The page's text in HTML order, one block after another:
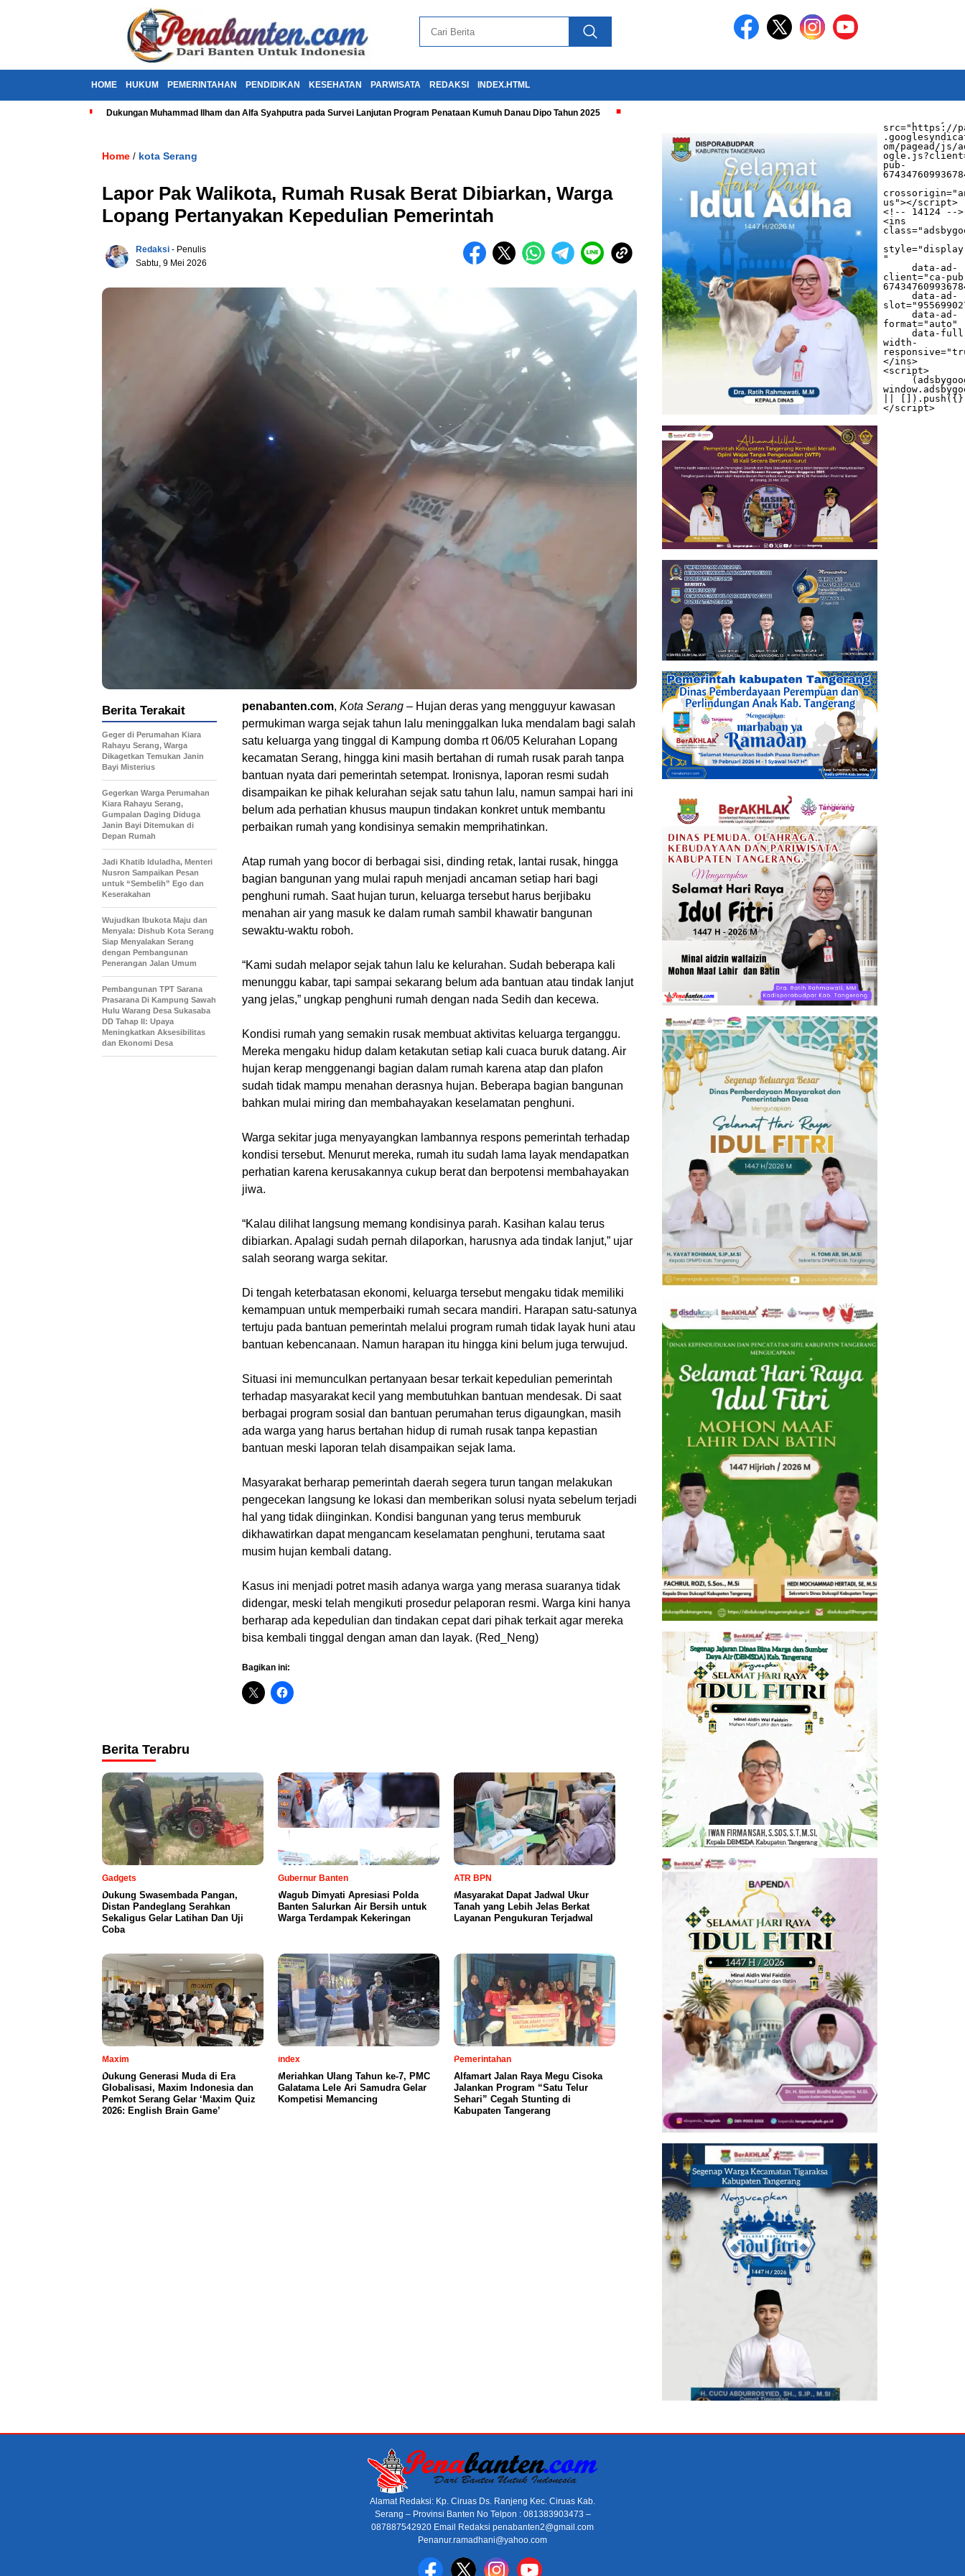
HOME HUKUM PEMERINTAHAN PENDIDIKAN KESEHATAN PARWISATA REDAKSI INDEX.HTML
Dukungan Muhammad Ilham dan Alfa Syahputra pada Survei Lanjutan Program Penataan Kumuh Danau Dipo Tahun 2025
src="https://
om/pagead/js/
pub-
us"></script>
<!-- 14124 -->
<ins
"
     data-ad-
client="ca-
     data-ad-
     data-ad-
format="auto"
     data-full-
width-
</ins>
<script>
||
</script>
Home / kota Serang
Lapor Pak Walikota, Rumah Rusak Berat Dibiarkan, Warga
Lopang Pertanyakan Kepedulian Pemerintah
Redaksi - Penulis
Sabtu, 9 Mei 2026
penabanten.com, Kota Serang – Hujan deras yang mengguyur kawasan
permukiman warga sejak tahun lalu meninggalkan luka mendalam bagi salah
satu keluarga yang tinggal di Kampung domba rt 06/05 Kelurahan Lopang
kecamatan Serang, hingga kini masih bertahan di rumah rusak parah tanpa
bantuan nyata dari pemerintah setempat. Ironisnya, laporan resmi sudah
disampaikan ke pihak kelurahan sejak satu tahun lalu, namun sampai hari ini
belum ada perhatian khusus maupun tindakan konkret untuk membantu
perbaikan rumah yang kondisinya semakin memprihatinkan.
Atap rumah yang bocor di berbagai sisi, dinding retak, lantai rusak, hingga
bagian bangunan yang mulai rapuh menjadi ancaman setiap hari bagi
penghuni rumah. Saat hujan turun, keluarga tersebut harus berjibaku
menahan air yang masuk ke dalam rumah sambil khawatir bangunan
sewaktu-waktu roboh.
“Kami sudah melapor sejak tahun lalu ke kelurahan. Sudah beberapa kali
menunggu kabar, tapi sampai sekarang belum ada bantuan atau tindak lanjut
yang jelas,” ungkap penghuni rumah dengan nada Sedih dan kecewa.
Kondisi rumah yang semakin rusak membuat aktivitas keluarga terganggu.
Mereka mengaku hidup dalam ketakutan setiap kali cuaca buruk datang. Air
hujan kerap menggenangi bagian dalam rumah karena atap dan plafon
sudah tidak mampu menahan derasnya hujan. Beberapa bagian bangunan
bahkan mulai miring dan membahayakan keselamatan penghuni.
Warga sekitar juga menyayangkan lambannya respons pemerintah terhadap
kondisi tersebut. Menurut mereka, rumah itu sudah lama layak mendapatkan
perhatian karena kerusakannya cukup berat dan berpotensi membahayakan
jiwa.
“Kalau dilihat langsung memang kondisinya parah. Kasihan kalau terus
dibiarkan. Apalagi sudah pernah dilaporkan, harusnya ada tindak lanjut,” ujar
salah seorang warga sekitar.
Di tengah keterbatasan ekonomi, keluarga tersebut mengaku tidak memiliki
kemampuan untuk memperbaiki rumah secara mandiri. Harapan satu-satunya
tertuju pada bantuan pemerintah melalui program rumah tidak layak huni atau
bantuan kebencanaan. Namun harapan itu hingga kini belum juga terwujud.
Situasi ini memunculkan pertanyaan besar terkait kepedulian pemerintah
terhadap masyarakat kecil yang membutuhkan bantuan mendesak. Di saat
berbagai program sosial dan bantuan perumahan terus digaungkan, masih
ada warga yang harus bertahan hidup di rumah rusak tanpa kepastian
bantuan meski laporan telah disampaikan sejak lama.
Masyarakat berharap pemerintah daerah segera turun tangan melakukan
pengecekan langsung ke lokasi dan memberikan solusi nyata sebelum terjadi
hal yang tidak diinginkan. Kondisi bangunan yang terus memburuk
dikhawatirkan dapat mengancam keselamatan penghuni, terutama saat
musim hujan kembali datang.
Kasus ini menjadi potret masih adanya warga yang merasa suaranya tidak
didengar, meski telah mengikuti prosedur pelaporan resmi. Warga kini hanya
berharap ada kepedulian dan tindakan cepat dari pihak terkait agar mereka
bisa kembali tinggal dengan aman dan layak. (Red_Neng)
Bagikan ini:
Berita Terakait
Geger di Perumahan Kiara
Rahayu Serang, Warga
Dikagetkan Temukan Janin
Bayi Misterius
Gegerkan Warga Perumahan
Kiara Rahayu Serang,
Gumpalan Daging Diduga
Janin Bayi Ditemukan di
Depan Rumah
Jadi Khatib Iduladha, Menteri
Nusron Sampaikan Pesan
untuk “Sembelih” Ego dan
Keserakahan
Wujudkan Ibukota Maju dan
Menyala: Dishub Kota Serang
Siap Menyalakan Serang
dengan Pembangunan
Penerangan Jalan Umum
Pembangunan TPT Sarana
Prasarana Di Kampung Sawah
Hulu Warang Desa Sukasaba
DD Tahap II: Upaya
Meningkatkan Aksesibilitas
dan Ekonomi Desa
Berita Terabru
Gadgets
Dukung Swasembada Pangan,
Distan Pandeglang Serahkan
Sekaligus Gelar Latihan Dan Uji
Coba
Gubernur Banten
Wagub Dimyati Apresiasi Polda
Banten Salurkan Air Bersih untuk
Warga Terdampak Kekeringan
ATR BPN
Masyarakat Dapat Jadwal Ukur
Tanah yang Lebih Jelas Berkat
Layanan Pengukuran Terjadwal
Maxim
Dukung Generasi Muda di Era
Globalisasi, Maxim Indonesia dan
Pemkot Serang Gelar ‘Maxim Quiz
2026: English Brain Game’
index
Meriahkan Ulang Tahun ke-7, PMC
Galatama Lele Ari Samudra Gelar
Kompetisi Memancing
Pemerintahan
Alfamart Jalan Raya Megu Cisoka
Jalankan Program “Satu Telur
Sehari” Cegah Stunting di
Kabupaten Tangerang
Alamat Redaksi: Kp. Ciruas Ds. Ranjeng Kec. Ciruas Kab.
Serang – Provinsi Banten No Telpon : 081383903473 –
087887542920 Email Redaksi penabanten2@gmail.com
Penanur.ramadhani@yahoo.com